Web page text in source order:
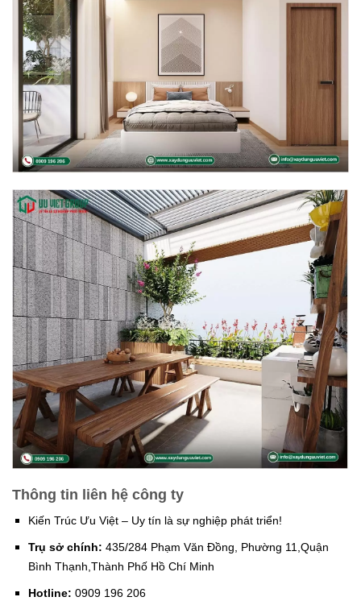
Thông tin liên hệ công ty
Kiến Trúc Ưu Việt – Uy tín là sự nghiệp phát triển!
Trụ sở chính: 435/284 Phạm Văn Đồng, Phường 11,Quận
Bình Thạnh,Thành Phố Hồ Chí Minh
Hotline: 0909 196 206